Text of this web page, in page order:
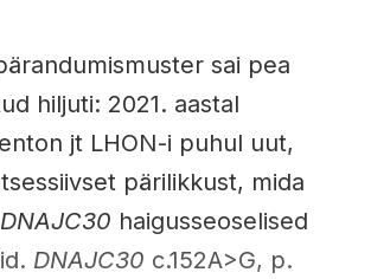
sai pea
hiljuti: 2021. aastal
jt LHON-i puhul uut,
pärilikkust, mida
DNAJC30 haigusseoselised
DNAJC30 c.152A>G, p.